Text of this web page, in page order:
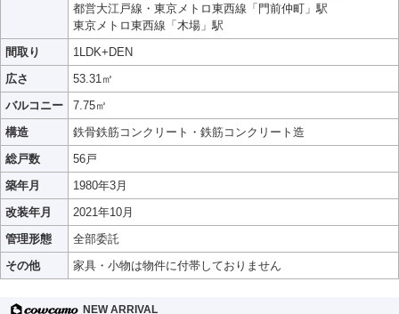
都営大江戸線・東京メトロ東西線「門前仲町」駅
東京メトロ東西線「木場」駅
間取り
1LDK+DEN
広さ
53.31㎡
バルコニー
7.75㎡
構造
鉄骨鉄筋コンクリート・鉄筋コンクリート造
総戸数
56戸
築年月
1980年3月
改装年月
2021年10月
管理形態
全部委託
その他
家具・小物は物件に付帯しておりません
NEW ARRIVAL